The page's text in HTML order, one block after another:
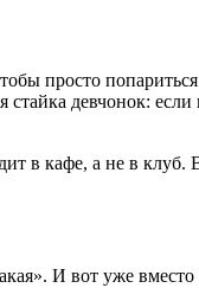
просто
девчонок:
в кафе, а не в
И вот уже